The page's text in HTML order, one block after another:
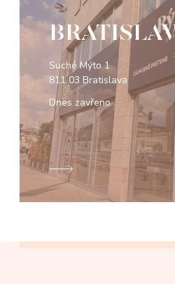
Suché Mýto 1
811 03 Bratislava
Dnes zavřeno